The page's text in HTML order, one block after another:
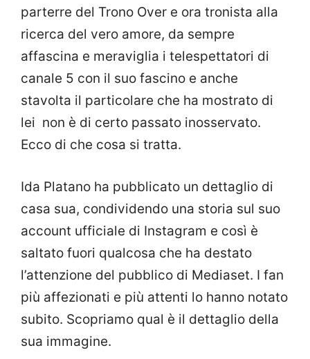
parterre del Trono Over e ora tronista alla
ricerca del vero amore, da sempre
affascina e meraviglia i telespettatori di
canale 5 con il suo fascino e anche
stavolta il particolare che ha mostrato di
lei non è di certo passato inosservato.
Ecco di che cosa si tratta.
Ida Platano ha pubblicato un dettaglio di
casa sua, condividendo una storia sul suo
account ufficiale di Instagram e così è
saltato fuori qualcosa che ha destato
l’attenzione del pubblico di Mediaset. I fan
più affezionati e più attenti lo hanno notato
subito. Scopriamo qual è il dettaglio della
sua immagine.